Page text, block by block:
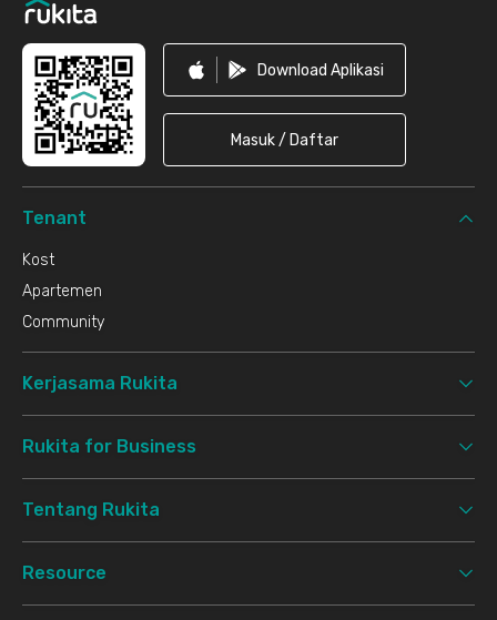
Download Aplikasi
Masuk / Daftar
Tenant
Kost
Apartemen
Community
Kerjasama Rukita
Rukita for Business
Tentang Rukita
Resource